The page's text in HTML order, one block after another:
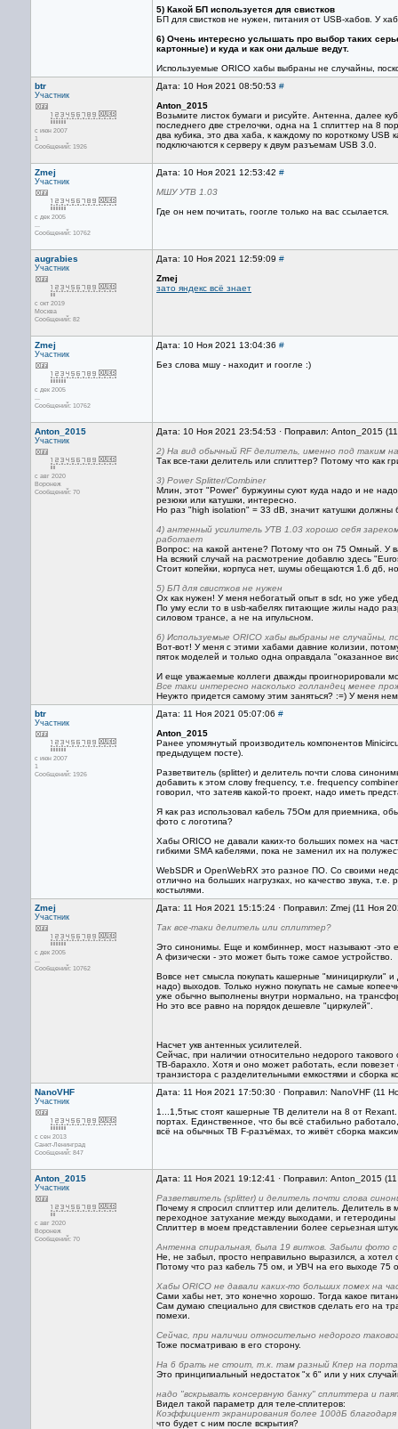
5) Какой БП используется для свистков
БП для свистков не нужен, питания от USB-хабов. У
6) Очень интересно услышать про выбор таких
картонные) и куда и как они дальше ведут.
Используемые ORICO хабы выбраны не случайны,
btr
Участник
с июн 2007
1
Сообщений: 1926
Дата: 10 Ноя 2021 08:50:53 #
Anton_2015
Возьмите листок бумаги и рисуйте. Антенна, далее
последнего две стрелочки, одна на 1 сплиттер на 8
два кубика, это два хаба, к каждому по короткому
подключаются к серверу к двум разъемам USB 3.0.
Zmej
Участник
с дек 2005
...
Сообщений: 10762
Дата: 10 Ноя 2021 12:53:42 #
МШУ УТВ 1.03
Где он нем почитать, гоогле только на вас ссылается.
augrabies
Участник
с окт 2019
Москва
Сообщений: 82
Дата: 10 Ноя 2021 12:59:09 #
Zmej
зато яндекс всё знает
Zmej
Участник
с дек 2005
...
Сообщений: 10762
Дата: 10 Ноя 2021 13:04:36 #
Без слова мшу - находит и гоогле :)
Anton_2015
Участник
с авг 2020
Воронеж
Сообщений: 70
Дата: 10 Ноя 2021 23:54:53 · Поправил: Anton_2015
2) На вид обычный RF делитель, именно под таким
Так все-таки делитель или сплиттер? Потому что как
3) Power Splitter/Combiner
Млин, этот "Power" буржуины суют куда надо и не
резюки или катушки, интересно.
Но раз "high isolation" = 33 dB, значит катушки должны
4) антенный усилитель УТВ 1.03 хорошо себя
работает
Вопрос: на какой антене? Потому что он 75 Омный. У
На всякий случай на расмотрение добавлю здесь
Стоит копейки, корпуса нет, шумы обещаются 1.6 дб,
5) БП для свистков не нужен
Ох как нужен! У меня небогатый опыт в sdr, но уже
По уму если то в usb-кабелях питающие жилы надо
силовом трансе, а не на ипульсном.
6) Используемые ORICO хабы выбраны не случайны,
Вот-вот! У меня с этими хабами давние колизии,
пяток моделей и только одна оправдала "оказанное
И еще уважаемые коллеги дважды проигнорировали
Все таки интересно насколько голландец менее
Неужто придется самому этим заняться? :=) У меня
btr
Участник
с июн 2007
1
Сообщений: 1926
Дата: 11 Ноя 2021 05:07:06 #
Anton_2015
Ранее упомянутый производитель компонентов
предыдущем посте).
Разветвитель (splitter) и делитель почти слова
добавить к этом слову frequency, т.е. frequency
говорил, что затеяв какой-то проект, надо иметь
Я как раз использовал кабель 75Ом для приемника,
фото с логотипа?
Хабы ORICO не давали каких-то больших помех на
гибкими SMA кабелями, пока не заменил их на
WebSDR и OpenWebRX это разное ПО. Со своими
отлично на больших нагрузках, но качество звука,
костылями.
Zmej
Участник
с дек 2005
...
Сообщений: 10762
Дата: 11 Ноя 2021 15:15:24 · Поправил: Zmej (11 Ноя
Так все-таки делитель или сплиттер?
Это синонимы. Еще и комбиннер, мост называют -это
А физически - это может быть тоже самое устройство.
Вовсе нет смысла покупать кашерные "минициркули"
надо) выходов. Только нужно покупать не самые
уже обычно выполнены внутри нормально, на
Но это все равно на порядок дешевле "циркулей".
Насчет укв антенных усилителей.
Сейчас, при наличии относительно недорого
ТВ-барахло. Хотя и оно может работать, если
транзистора с разделительными емкостями и сборка
NanoVHF
Участник
с сен 2013
Санкт-Ленинград
Сообщений: 847
Дата: 11 Ноя 2021 17:50:30 · Поправил: NanoVHF (11
1...1,5тыс стоят кашерные ТВ делители на 8 от
портах. Единственное, что бы всё стабильно
всё на обычных ТВ F-разъёмах, то живёт сборка
Anton_2015
Участник
с авг 2020
Воронеж
Сообщений: 70
Дата: 11 Ноя 2021 19:12:41 · Поправил: Anton_2015
Разветвитель (splitter) и делитель почти слова
Почему я спросил сплиттер или делитель. Делитель
переходное затухание между выходами, и гетеродины
Сплиттер в моем представлении более серьезная
Антенна спиральная, была 19 витков. Забыли фото
Не, не забыл, просто неправильно выразился, а хотел
Потому что раз кабель 75 ом, и УВЧ на его выходе 75
Хабы ORICO не давали каких-то больших помех на
Сами хабы нет, это конечно хорошо. Тогда какое
Сам думаю специально для свистков сделать его на
помехи.
Сейчас, при наличии относительно недорого
Тоже посматриваю в его сторону.
На 6 брать не стоит, т.к. там разный Кпер на
Это принципиальный недостаток "x 6" или у них
надо "вскрывать консервную банку" сплиттера и
Видел такой параметр для теле-сплитеров:
Коэффициент экранирования более 100дБ благодаря
что будет с ним после вскрытия?